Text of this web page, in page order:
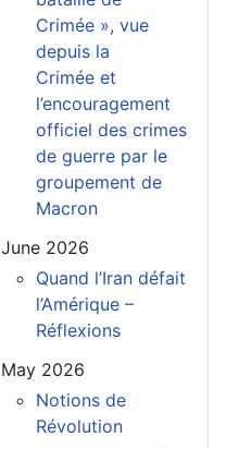
Crimée », vue
depuis la
Crimée et
l’encouragement
officiel des crimes
de guerre par le
groupement de
Macron
June 2026
Quand l’Iran défait
l’Amérique –
Réflexions
May 2026
Notions de
Révolution